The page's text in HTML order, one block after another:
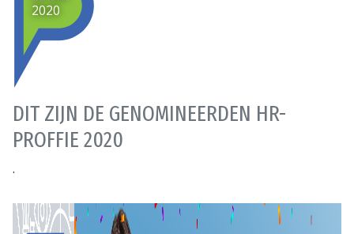
DIT ZIJN DE GENOMINEERDEN HR-
PROFFIE 2020
2020
.